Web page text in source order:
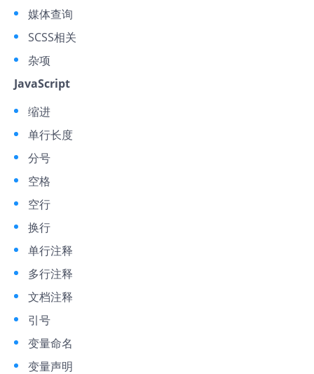
媒体查询
SCSS相关
杂项
JavaScript
缩进
单行长度
分号
空格
空行
换行
单行注释
多行注释
文档注释
引号
变量命名
变量声明